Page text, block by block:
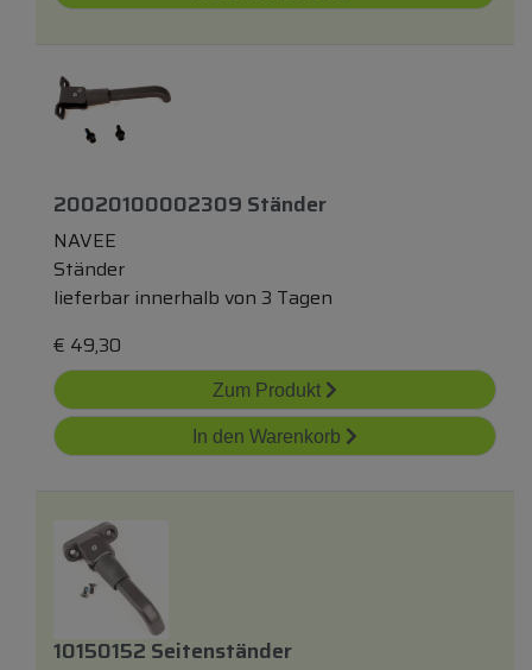
20020100002309 Ständer
NAVEE
Ständer
lieferbar innerhalb von 3 Tagen
€ 49,30
Zum Produkt
In den Warenkorb
10150152 Seitenständer